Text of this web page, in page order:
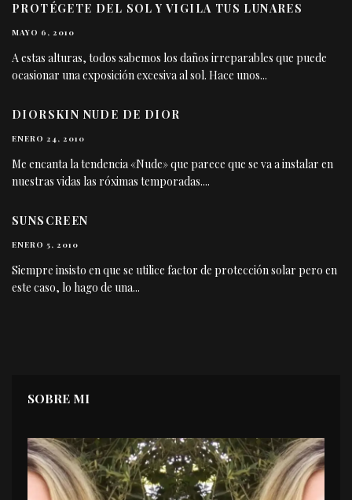
PROTÉGETE DEL SOL Y VIGILA TUS LUNARES
MAYO 6, 2010
A estas alturas, todos sabemos los daños irreparables que puede
ocasionar una exposición excesiva al sol. Hace unos...
DIORSKIN NUDE DE DIOR
ENERO 24, 2010
Me encanta la tendencia «Nude» que parece que se va a instalar en
nuestras vidas las róximas temporadas....
SUNSCREEN
ENERO 5, 2010
Siempre insisto en que se utilice factor de protección solar pero en
este caso, lo hago de una...
SOBRE MI